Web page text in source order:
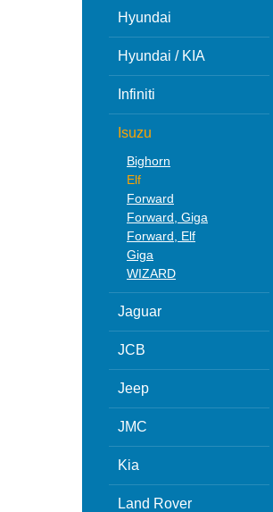
Hyundai
Hyundai / KIA
Infiniti
Isuzu
Bighorn
Elf
Forward
Forward, Giga
Forward, Elf
Giga
WIZARD
Jaguar
JCB
Jeep
JMC
Kia
Land Rover